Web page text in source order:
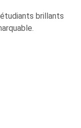
brillants